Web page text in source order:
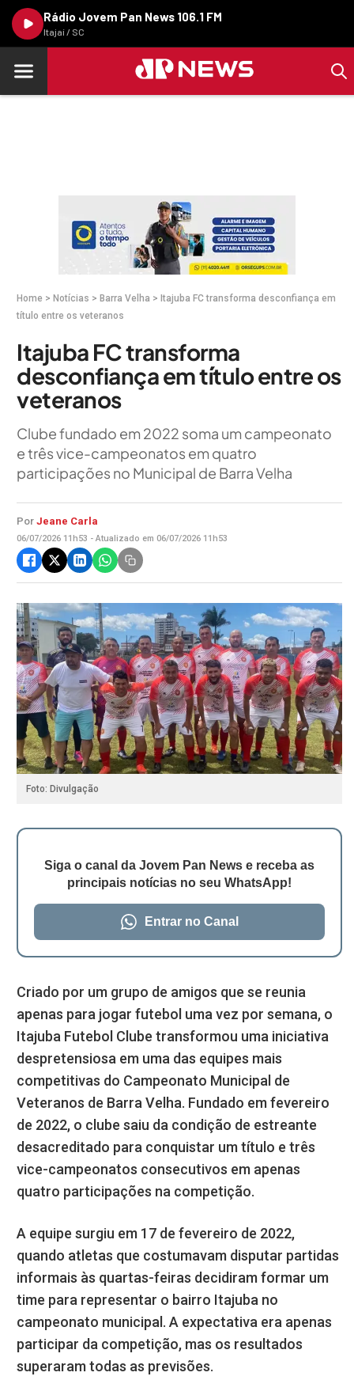
Rádio Jovem Pan News 106.1 FM
Itajaí / SC
Home > Notícias > Barra Velha > Itajuba FC transforma desconfiança em
título entre os veteranos
Itajuba FC transforma
desconfiança em título entre os
veteranos
Clube fundado em 2022 soma um campeonato
e três vice-campeonatos em quatro
participações no Municipal de Barra Velha
Por Jeane Carla
06/07/2026 11h53 - Atualizado em 06/07/2026 11h53
Foto: Divulgação
Siga o canal da Jovem Pan News e receba as
principais notícias no seu WhatsApp!
Entrar no Canal
Criado por um grupo de amigos que se reunia
apenas para jogar futebol uma vez por semana, o
Itajuba Futebol Clube transformou uma iniciativa
despretensiosa em uma das equipes mais
competitivas do Campeonato Municipal de
Veteranos de Barra Velha. Fundado em fevereiro
de 2022, o clube saiu da condição de estreante
desacreditado para conquistar um título e três
vice-campeonatos consecutivos em apenas
quatro participações na competição.
A equipe surgiu em 17 de fevereiro de 2022,
quando atletas que costumavam disputar partidas
informais às quartas-feiras decidiram formar um
time para representar o bairro Itajuba no
campeonato municipal. A expectativa era apenas
participar da competição, mas os resultados
superaram todas as previsões.